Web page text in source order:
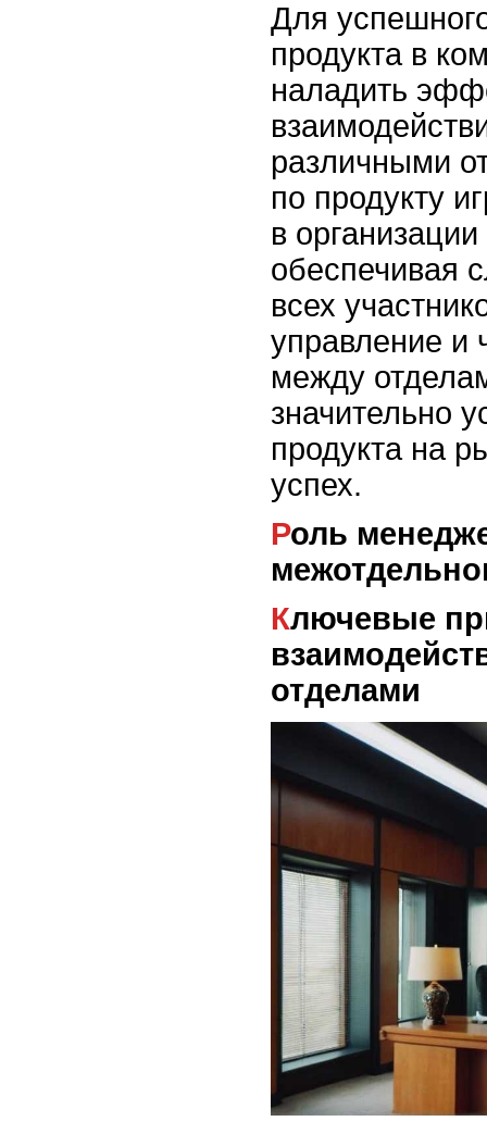
Для
продукта в
наладить
различными
по продукту
в
обеспечивая
всех
управление и
между
значительно
продукта на
успех.
Роль менеджера по продукту в
Ключевые принципы
отделами